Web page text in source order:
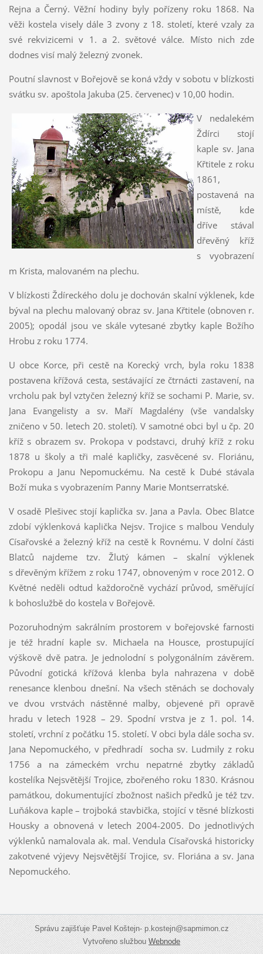
Rejna a Černý. Věžní hodiny byly pořízeny roku 1868. Na
věži kostela visely dále 3 zvony z 18. století, které vzaly za
své rekvizicemi v 1. a 2. světové válce. Místo nich zde
dodnes visí malý železný zvonek.
Poutní slavnost v Bořejově se koná vždy v sobotu v blízkosti
svátku sv. apoštola Jakuba (25. červenec) v 10,00 hodin.
V nedalekém
Ždírci stojí
kaple sv. Jana
Křtitele z roku
1861,
postavená na
místě, kde
dříve stával
dřevěný kříž
s vyobrazení
m Krista, malovaném na plechu.
V blízkosti Ždíreckého dolu je dochován skalní výklenek, kde
býval na plechu malovaný obraz sv. Jana Křtitele (obnoven r.
2005); opodál jsou ve skále vytesané zbytky kaple Božího
Hrobu z roku 1774.
U obce Korce, při cestě na Korecký vrch, byla roku 1838
postavena křížová cesta, sestávající ze čtrnácti zastavení, na
vrcholu pak byl vztyčen železný kříž se sochami P. Marie, sv.
Jana Evangelisty a sv. Maří Magdalény (vše vandalsky
zničeno v 50. letech 20. století). V samotné obci byl u čp. 20
kříž s obrazem sv. Prokopa v podstavci, druhý kříž z roku
1878 u školy a tři malé kapličky, zasvěcené sv. Floriánu,
Prokopu a Janu Nepomuckému. Na cestě k Dubé stávala
Boží muka s vyobrazením Panny Marie Montserratské.
V osadě Plešivec stojí kaplička sv. Jana a Pavla. Obec Blatce
zdobí výklenková kaplička Nejsv. Trojice s malbou Venduly
Císařovské a železný kříž na cestě k Rovnému. V dolní části
Blatců najdeme tzv. Žlutý kámen – skalní výklenek
s dřevěným křížem z roku 1747, obnoveným v roce 2012. O
Květné neděli odtud každoročně vychází průvod, směřující
k bohoslužbě do kostela v Bořejově.
Pozoruhodným sakrálním prostorem v bořejovské farnosti
je též hradní kaple sv. Michaela na Housce, prostupující
výškově dvě patra. Je jednolodní s polygonálním závěrem.
Původní gotická křížová klenba byla nahrazena v době
renesance klenbou dnešní. Na všech stěnách se dochovaly
ve dvou vrstvách nástěnné malby, objevené při opravě
hradu v letech 1928 – 29. Spodní vrstva je z 1. pol. 14.
století, vrchní z počátku 15. století. V obci byla dále socha sv.
Jana Nepomuckého, v předhradí socha sv. Ludmily z roku
1756 a na zámeckém vrchu nepatrné zbytky základů
kostelíka Nejsvětější Trojice, zbořeného roku 1830. Krásnou
památkou, dokumentující zbožnost našich předků je též tzv.
Luňákova kaple – trojboká stavbička, stojící v těsné blízkosti
Housky a obnovená v letech 2004-2005. Do jednotlivých
výklenků namalovala ak. mal. Vendula Císařovská historicky
zakotvené výjevy Nejsvětější Trojice, sv. Floriána a sv. Jana
Nepomuckého.
Správu zajišťuje Pavel Koštejn- p.kostejn@sapmimon.cz
Vytvořeno službouWebnode